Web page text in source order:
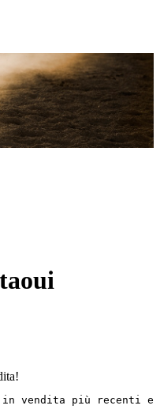
più recenti e